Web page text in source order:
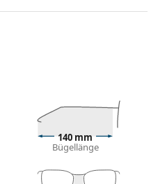
14 55ist eine Brille für
Brille aussehen.
passt perfekt
hellbraunem,
Haar.
ovalen oder
140 mm
Bügellänge